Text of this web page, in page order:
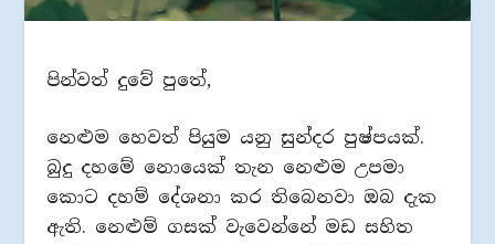
පින්වත් දුවේ පුතේ,
නෙළුම හෙවත් පියුම යනු සුන්දර පුෂ්පයක්.
බුදු දහමේ නොයෙක් තැන නෙළුම උපමා
කොට දහම් දේශනා කර තිබෙනවා ඔබ දැක
ඇති. නෙළුම් ගසක් වැවෙන්නේ මඩ සහිත